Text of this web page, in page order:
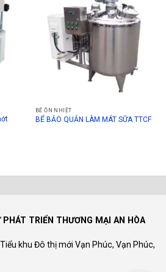
BỂ ỔN NHIỆT
BỂ BẢO QUẢN LÀM MÁT SỮA TTCF
TRIỂN THƯƠNG MẠI AN HÒA
khu Đô thị mới Vạn Phúc, Vạn Phúc,